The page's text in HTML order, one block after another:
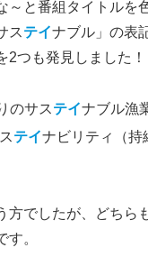
～と番組タイトルを
ステイナブル」の表
2つも発見しました！
のサステイナブル漁
テイナビリティ（持
方でしたが、どちら
す。